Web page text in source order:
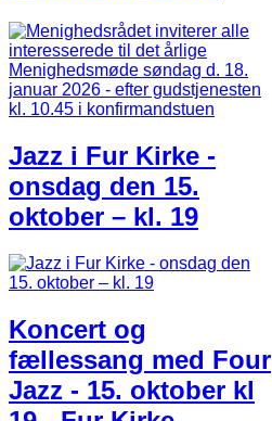
Jazz i Fur Kirke -
onsdag den 15.
oktober – kl. 19
Koncert og
fællessang med Four
Jazz - 15. oktober kl